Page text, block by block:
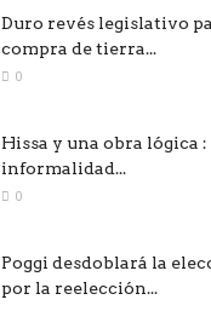
Duro revés legislativo
compra de tierra...
0
Hissa y una obra lógica
informalidad...
0
Poggi desdoblará la
por la reelección...